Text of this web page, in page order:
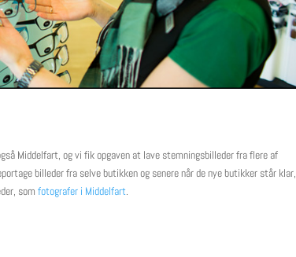
Middelfart, og vi fik opgaven at lave stemningsbilleder fra flere af
billeder fra selve butikken og senere når de nye butikker står klar,
somfotografer i Middelfart.